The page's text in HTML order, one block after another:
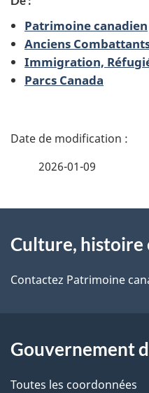
Patrimoine canadien
Anciens
Immigration,
Parcs Canada
D
i
l
d
e
2026-01-09
propos
de
site
Culture, histoire
Contactez Patrimoine
Gouvernement
Toutes les coordonnées